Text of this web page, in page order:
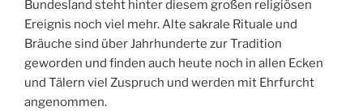
Bundesland steht hinter diesem großen religiösen
Ereignis noch viel mehr. Alte sakrale Rituale und
Bräuche sind über Jahrhunderte zur Tradition
geworden und finden auch heute noch in allen Ecken
und Tälern viel Zuspruch und werden mit Ehrfurcht
angenommen.